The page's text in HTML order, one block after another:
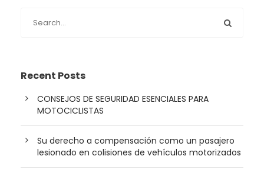
Recent Posts
CONSEJOS DE SEGURIDAD ESENCIALES PARA
MOTOCICLISTAS
Su derecho a compensación como un pasajero
lesionado en colisiones de vehículos motorizados